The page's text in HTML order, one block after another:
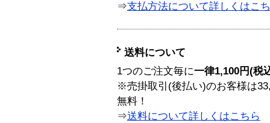
⇒支払方法について詳しくはこ
送料について
1つのご注文毎に一律1,100円(税
※売掛取引(後払い)のお客様は
無料！
⇒送料について詳しくはこちら